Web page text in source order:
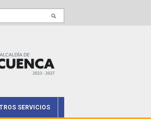
SERVICIOS